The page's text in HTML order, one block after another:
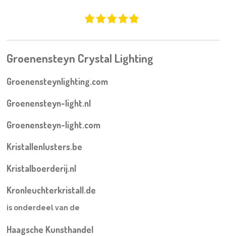
Groenensteyn Crystal Lighting
Groenensteynlighting.com
Groenensteyn-light.nl
Groenensteyn-light.com
Kristallenlusters.be
Kristalboerderij.nl
Kronleuchterkristall.de
is onderdeel van de
Haagsche Kunsthandel